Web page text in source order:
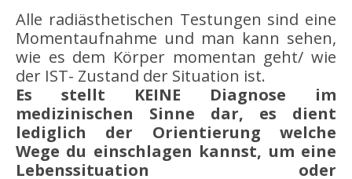
Alle radiästhetischen Testungen sind eine
Momentaufnahme und man kann sehen,
wie es dem Körper momentan geht/ wie
der IST- Zustand der Situation ist.
Es stellt KEINE Diagnose im
medizinischen Sinne dar, es dient
lediglich der Orientierung welche
Wege du einschlagen kannst, um eine
Lebenssituation oder